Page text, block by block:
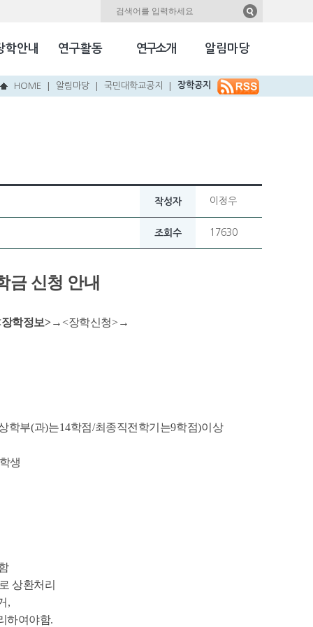
학안내 연구활동 연구소개 알림마당
국민NEW & HOT
HOME 알림마당 국민대학교공지 장학공지
작성자 이정우
조회수 17630
금 신청 안내
장학정보>→ <장학신청>→
학부(과)는14학점/최종직전학기는9학점)이상
생
상환처리
,
하여야함.